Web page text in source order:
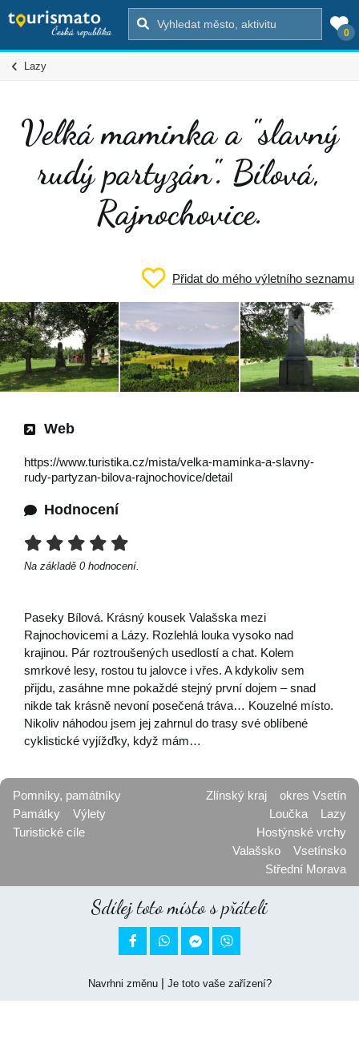
0
Lazy
Velká maminka a "slavný
rudý partyzán". Bílová,
Rajnochovice.
Přidat do mého výletního seznamu
Web
https://www.turistika.cz/mista/velka-maminka-a-slavny-
rudy-partyzan-bilova-rajnochovice/detail
Hodnocení
Na základě 0 hodnocení.
Paseky Bílová. Krásný kousek Valašska mezi
Rajnochovicemi a Lázy. Rozlehlá louka vysoko nad
krajinou. Pár roztroušených usedlostí a chat. Kolem
smrkové lesy, rostou tu jalovce i vřes. A kdykoliv sem
přijdu, zasáhne mne pokaždé stejný první dojem – snad
nikde tak krásně nevoní posečená tráva… Kouzelné místo.
Nikoliv náhodou jsem jej zahrnul do trasy své oblíbené
cyklistické vyjížďky, když mám…
Pomníky, památníky
Památky
Výlety
Turistické cíle
Zlínský kraj
okres Vsetín
Loučka
Lazy
Hostýnské vrchy
Valašsko
Vsetínsko
Střední Morava
Sdílej toto místo s přáteli
 
Navrhni změnu| Je toto vaše zařízení?